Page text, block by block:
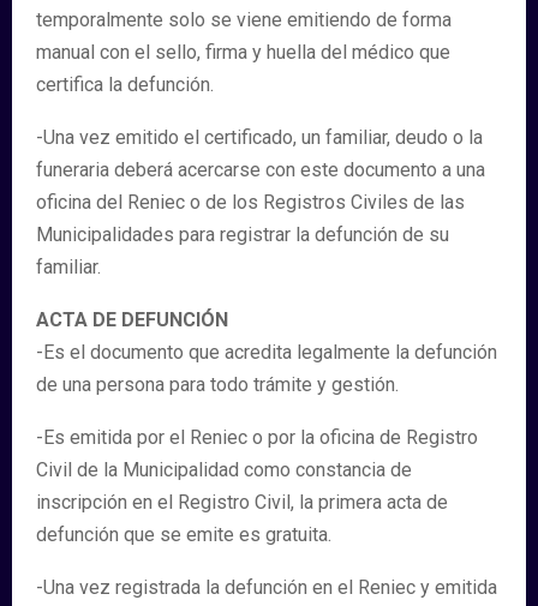
temporalmente solo se viene emitiendo de forma
manual con el sello, firma y huella del médico que
certifica la defunción.
-Una vez emitido el certificado, un familiar, deudo o la
funeraria deberá acercarse con este documento a una
oficina del Reniec o de los Registros Civiles de las
Municipalidades para registrar la defunción de su
familiar.
ACTA DE DEFUNCIÓN
-Es el documento que acredita legalmente la defunción
de una persona para todo trámite y gestión.
-Es emitida por el Reniec o por la oficina de Registro
Civil de la Municipalidad como constancia de
inscripción en el Registro Civil, la primera acta de
defunción que se emite es gratuita.
-Una vez registrada la defunción en el Reniec y emitida